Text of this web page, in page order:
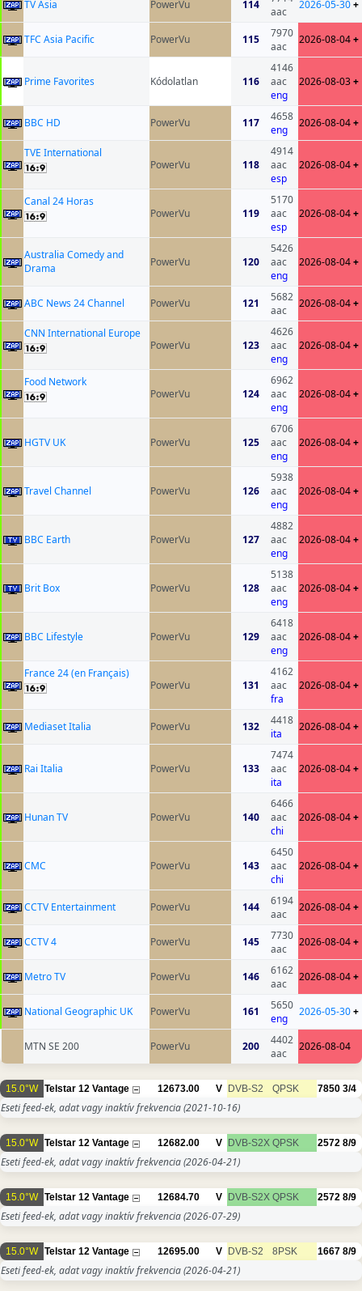
TV Asia PowerVu 114
aac
2026-05-30+
TFC Asia Pacific PowerVu 115
7970
aac
2026-08-04+
Prime Favorites Kódolatlan 116
4146
aac
eng
2026-08-03+
BBC HD PowerVu 117
4658
eng
2026-08-04+
TVE International
PowerVu
118
4914
aac
esp
2026-08-04+
Canal 24 Horas
PowerVu
119
5170
aac
esp
2026-08-04+
Australia Comedy and
Drama
PowerVu 120
5426
aac
eng
2026-08-04+
ABC News 24 Channel PowerVu 121
5682
aac
2026-08-04+
CNN International Europe
PowerVu
123
4626
aac
eng
2026-08-04+
Food Network
PowerVu
124
6962
aac
eng
2026-08-04+
HGTV UK PowerVu 125
6706
aac
eng
2026-08-04+
Travel Channel PowerVu 126
5938
aac
eng
2026-08-04+
BBC Earth PowerVu 127
4882
aac
eng
2026-08-04+
Brit Box PowerVu 128
5138
aac
eng
2026-08-04+
BBC Lifestyle PowerVu 129
6418
aac
eng
2026-08-04+
France 24 (en Français)
PowerVu
131
4162
aac
fra
2026-08-04+
Mediaset Italia PowerVu 132
4418
ita
2026-08-04+
Rai Italia PowerVu 133
7474
aac
ita
2026-08-04+
Hunan TV PowerVu 140
6466
aac
chi
2026-08-04+
CMC PowerVu 143
6450
aac
chi
2026-08-04+
CCTV Entertainment PowerVu 144
6194
aac
2026-08-04+
CCTV 4 PowerVu 145
7730
aac
2026-08-04+
Metro TV PowerVu 146
6162
aac
2026-08-04+
National Geographic UK PowerVu 161
5650
eng
2026-05-30+
MTN SE 200 PowerVu 200
4402
aac
2026-08-04
15.0°W Telstar 12 Vantage 12673.00 V DVB-S2 QPSK 7850 3/4
Eseti feed-ek, adat vagy inaktív frekvencia(2021-10-16)
15.0°W Telstar 12 Vantage 12682.00 V DVB-S2X QPSK 2572 8/9
Eseti feed-ek, adat vagy inaktív frekvencia(2026-04-21)
15.0°W Telstar 12 Vantage 12684.70 V DVB-S2X QPSK 2572 8/9
Eseti feed-ek, adat vagy inaktív frekvencia(2026-07-29)
15.0°W Telstar 12 Vantage 12695.00 V DVB-S2 8PSK 1667 8/9
Eseti feed-ek, adat vagy inaktív frekvencia(2026-04-21)